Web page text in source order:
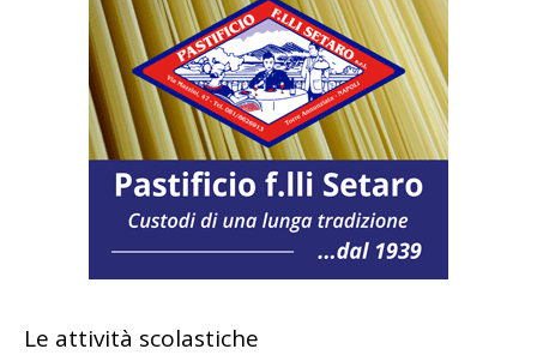
Le attività scolastiche
Nelle scuole per l’infanzia fino a 4 casi di
positività le attività proseguono in presenza;
dal quinto caso di positività, le attività
didattiche sono sospese per cinque giorni.
positività, si continuano a seguire le attività